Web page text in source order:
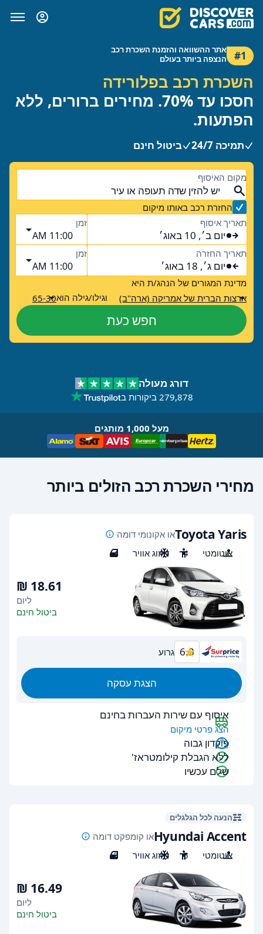
#1
אתר ההשוואה והזמנת השכרת רכב
הנצפה ביותר בעולם
השכרת רכב בפלורידה
חסכו עד 70%. מחירים ברורים, ללא
הפתעות.
תמיכה 24/7 ביטול חינם
מקום האיסוף
החזרת רכב באותו מיקום
תאריך איסוף
יום ב׳, 10 באוג׳
זמן
11:00 AM
תאריך החזרה
יום ג׳, 18 באוג׳
זמן
11:00 AM
מדינת המגורים של הנהג/ת היא
ארצות הברית של אמריקה (ארה"ב)
וגילו/גילה הוא65-30
חפש כעת
דורג מעולה
279,878 ביקורות ב
מעל 1,000 מותגים
מחירי השכרת רכב הזולים ביותר
Toyota Yarisאו אקונומי דומה
אוטומטי
4 מיזוג אוויר 4
ליום
ביטול חינם
6.3 גרוע
הצגת עסקה
איסוף עם שירות העברות בחינם
הצג פרטי מיקום
פיקדון גבוה
ללא הגבלת קילומטראז'
שלם עכשיו
הנעה לכל הגלגלים
Hyundai Accentאו קומפקט דומה
אוטומטי
5 מיזוג אוויר 3
ליום
ביטול חינם